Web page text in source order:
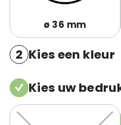
ø 36 mm
2 Kies een kleur
Kies uw